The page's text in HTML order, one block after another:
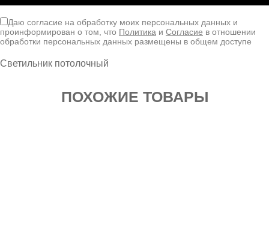
Даю согласие на обработку моих персональных данных и
проинформирован о том, что Политика и Согласие в отношении
обработки персональных данных размещены в общем доступе
Светильник потолочный
ПОХОЖИЕ ТОВАРЫ